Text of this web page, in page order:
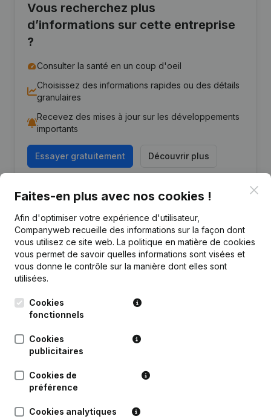
Vous recherchez plus
d’informations sur cette entreprise
?
Consulter la santé en un coup d'oeil
Choisissez des informations rapides ou des détails
granulaires
Recevez des mises à jour sur les développements
importants
Essayer gratuitement Découvrir plus
Publicationsde Avddt
Succursale, etc...)
Questions fréquemment posées
Faites-en plus avec nos cookies !
Afin d'optimiser votre expérience d'utilisateur,
Companyweb recueille des informations sur la façon dont
vous utilisez ce site web. La politique en matière de cookies
vous permet de savoir quelles informations sont visées et
vous donne le contrôle sur la manière dont elles sont
utilisées.
Cookies
fonctionnels
Cookies
publicitaires
Cookies de
préférence
Cookies analytiques